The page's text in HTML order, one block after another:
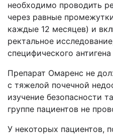
необходимо проводить
через равные
каждые 12 месяцев) и
ректальное
специфического
Препарат Омаренс не
с тяжелой почечной
изучение безопасности
группе пациентов не
У некоторых пациентов,